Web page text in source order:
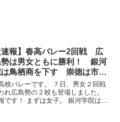
速報】春高バレー2回戦 広
勢は男女ともに勝利！ 銀河
は鳥栖商を下す 崇徳は市立
勝利 (2026/01/07 19:18)
校バレーです。 ７日、男女２回戦
れ広島勢の２校も登場しました。
です！ まずは女子。 銀河学院は佐